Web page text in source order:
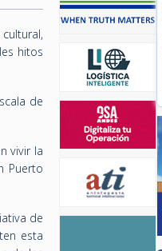
hitos
de
vivir la
Puerto
de
esta